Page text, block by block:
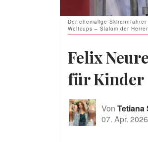
Der ehemalige
Weltcups – Slalom der
Felix
für Kinder
Von Tetiana
07. Apr. 2026